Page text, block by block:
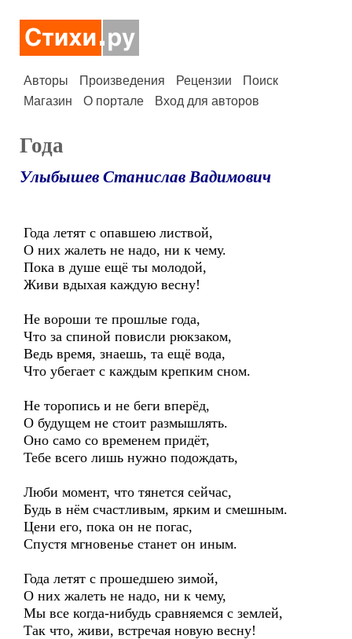
Авторы Произведения Рецензии
Поиск
Магазин
О портале Вход для авторов
Года
Улыбышев Станислав Вадимович
Года летят с опавшею листвой,
О них жалеть не надо, ни к чему.
Пока в душе ещё ты молодой,
Живи вдыхая каждую весну!
Не вороши те прошлые года,
Что за спиной повисли рюкзаком,
Ведь время, знаешь, та ещё вода,
Что убегает с каждым крепким сном.
Не торопись и не беги вперёд,
О будущем не стоит размышлять.
Оно само со временем придёт,
Тебе всего лишь нужно подождать,
Люби момент, что тянется сейчас,
Будь в нём счастливым, ярким и смешным.
Цени его, пока он не погас,
Спустя мгновенье станет он иным.
Года летят с прошедшею зимой,
О них жалеть не надо, ни к чему,
Мы все когда-нибудь сравняемся с землей,
Так что, живи, встречая новую весну!